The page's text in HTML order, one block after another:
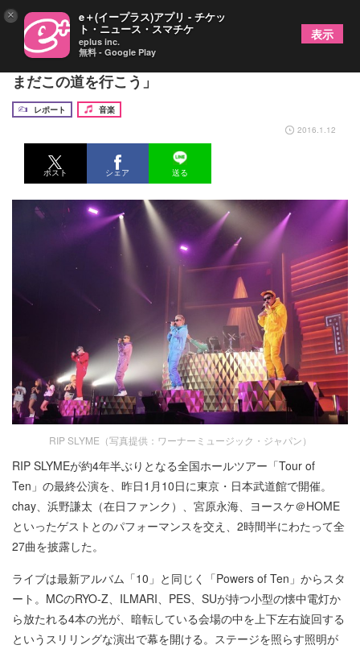
RIP SLYMEツアー千秋楽武道館で決意表明「まだ
まだこの道を行こう」
レポート
音楽
2016.1.12
ポスト シェア 送る
RIP SLYME（写真提供：ワーナーミュージック・ジャパン）
RIP SLYMEが約4年半ぶりとなる全国ホールツアー「Tour of
Ten」の最終公演を、昨日1月10日に東京・日本武道館で開催。
chay、浜野謙太（在日ファンク）、宮原永海、ヨースケ＠HOME
といったゲストとのパフォーマンスを交え、2時間半にわたって全
27曲を披露した。
ライブは最新アルバム「10」と同じく「Powers of Ten」からスタ
ート。MCのRYO-Z、ILMARI、PES、SUが持つ小型の懐中電灯か
ら放たれる4本の光が、暗転している会場の中を上下左右旋回する
というスリリングな演出で幕を開ける。ステージを照らす照明が
× e＋(イープラス)アプリ - チケッ
ト・ニュース・スマチケ
eplus inc.
無料 - Google Play
表示